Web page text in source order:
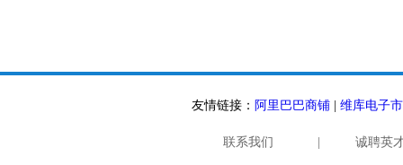
友情链接： 阿里巴巴商铺 维库电子
联系我们 诚聘英